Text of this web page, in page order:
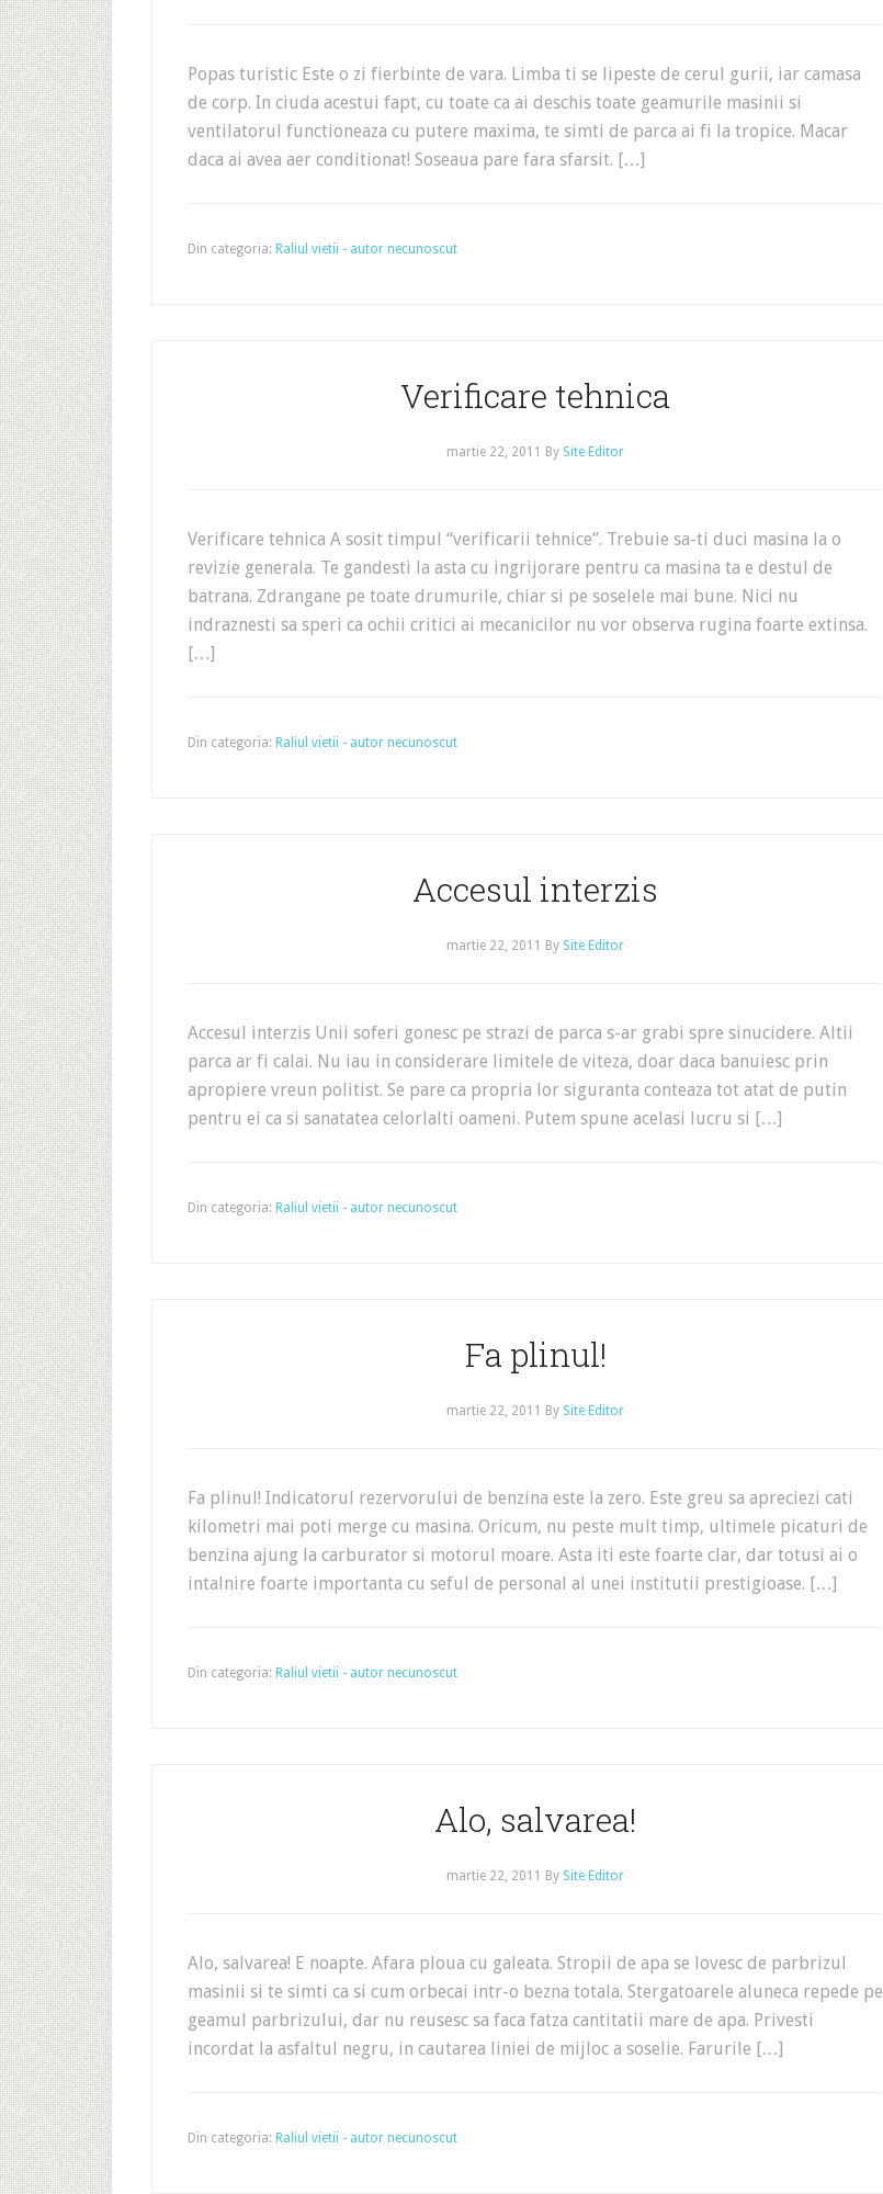
Popas turistic Este o zi fierbinte de vara. Limba ti se lipeste de cerul gurii, iar camasa
de corp. In ciuda acestui fapt, cu toate ca ai deschis toate geamurile masinii si
ventilatorul functioneaza cu putere maxima, te simti de parca ai fi la tropice. Macar
daca ai avea aer conditionat! Soseaua pare fara sfarsit. […]
Din categoria: Raliul vietii - autor necunoscut
Verificare tehnica
martie 22, 2011 By Site Editor
Verificare tehnica A sosit timpul “verificarii tehnice”. Trebuie sa-ti duci masina la o
revizie generala. Te gandesti la asta cu ingrijorare pentru ca masina ta e destul de
batrana. Zdrangane pe toate drumurile, chiar si pe soselele mai bune. Nici nu
indraznesti sa speri ca ochii critici ai mecanicilor nu vor observa rugina foarte extinsa.
[…]
Din categoria: Raliul vietii - autor necunoscut
Accesul interzis
martie 22, 2011 By Site Editor
Accesul interzis Unii soferi gonesc pe strazi de parca s-ar grabi spre sinucidere. Altii
parca ar fi calai. Nu iau in considerare limitele de viteza, doar daca banuiesc prin
apropiere vreun politist. Se pare ca propria lor siguranta conteaza tot atat de putin
pentru ei ca si sanatatea celorlalti oameni. Putem spune acelasi lucru si […]
Din categoria: Raliul vietii - autor necunoscut
Fa plinul!
martie 22, 2011 By Site Editor
Fa plinul! Indicatorul rezervorului de benzina este la zero. Este greu sa apreciezi cati
kilometri mai poti merge cu masina. Oricum, nu peste mult timp, ultimele picaturi de
benzina ajung la carburator si motorul moare. Asta iti este foarte clar, dar totusi ai o
intalnire foarte importanta cu seful de personal al unei institutii prestigioase. […]
Din categoria: Raliul vietii - autor necunoscut
Alo, salvarea!
martie 22, 2011 By Site Editor
Alo, salvarea! E noapte. Afara ploua cu galeata. Stropii de apa se lovesc de parbrizul
masinii si te simti ca si cum orbecai intr-o bezna totala. Stergatoarele aluneca repede pe
geamul parbrizului, dar nu reusesc sa faca fatza cantitatii mare de apa. Privesti
incordat la asfaltul negru, in cautarea liniei de mijloc a soselie. Farurile […]
Din categoria: Raliul vietii - autor necunoscut